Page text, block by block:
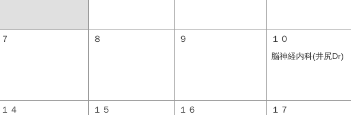
７ ８ ９ １０
脳神経内科(井尻Dr)
１４ １５ １６ １７